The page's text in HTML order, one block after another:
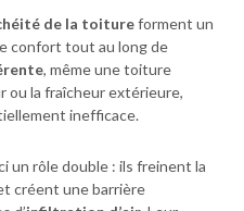
de la toitureforment un
confort tout au long de
, même une toiture
ou la fraîcheur extérieure,
inefficace.
un rôle double : ils freinent la
créent une barrière